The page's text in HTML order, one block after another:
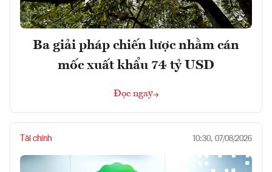
Ba giải pháp chiến lược nhằm cán
mốc xuất khẩu 74 tỷ USD
Đọc ngay
Tài chính 10:30, 07/08/2026